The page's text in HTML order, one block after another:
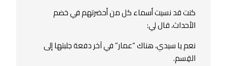
كنت قد نسيت أسماء كل من أحضرتهم في خضم
الأحداث، قال لي:
نعم يا سيدي، هناك “عمار” في آخر دفعة جلبتها إلى
القِسم.